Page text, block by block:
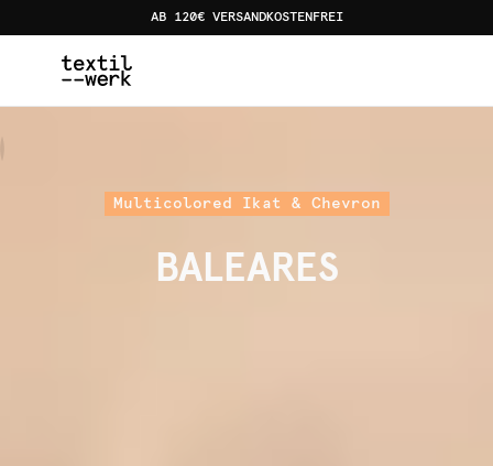
AB 120€ VERSANDKOSTENFREI
Kollektionen Baleares
Multicolored Ikat & Chevron
BALEARES